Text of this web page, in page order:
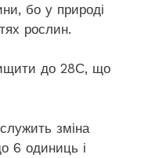
бо у природі
рослин.
до 28С, що
зміна
6 одиниць і